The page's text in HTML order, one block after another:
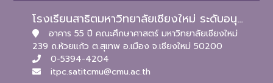
โรงเรียนสาธิตมหาวิทยาลัยเชียงใหม่ ระดับอนุบาลและประถมศึกษา
อาคาร 55 ปี คณะศึกษาศาสตร์ มหาวิทยาลัยเชียงใหม่
239 ถ.ห้วยแก้ว ต.สุเทพ อ.เมือง จ.เชียงใหม่ 50200
0-5394-4204
itpc.satitcmu@cmu.ac.th